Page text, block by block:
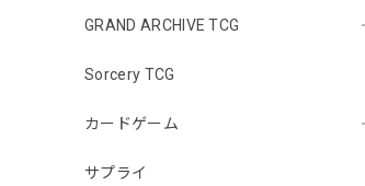
GRAND ARCHIVE TCG
Sorcery TCG
カードゲーム
サプライ